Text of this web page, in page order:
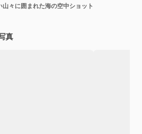
々に囲まれた海の空中ショット
真